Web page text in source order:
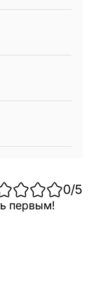
0/5
первым!